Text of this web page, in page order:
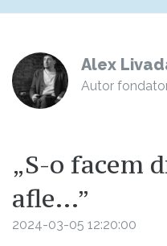
Alex
Autor
„S-o facem
afle...”
2024-03-05 12:20:00